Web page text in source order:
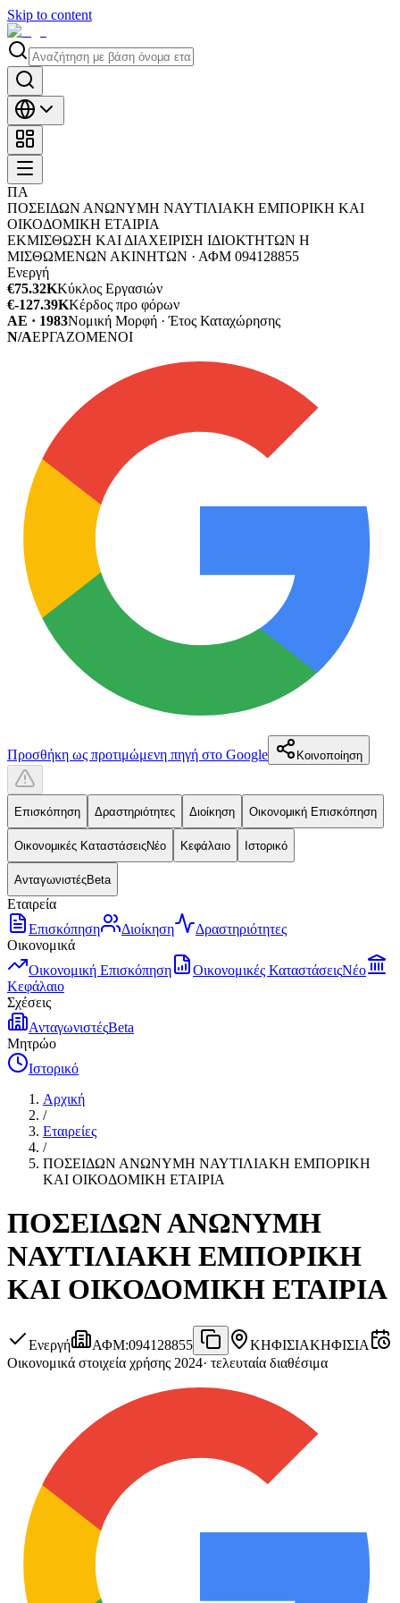
Skip to content
ΠΑ
ΠΟΣΕΙΔΩΝ ΑΝΩΝΥΜΗ ΝΑΥΤΙΛΙΑΚΗ ΕΜΠΟΡΙΚΗ ΚΑΙ
ΟΙΚΟΔΟΜΙΚΗ ΕΤΑΙΡΙΑ
ΕΚΜΙΣΘΩΣΗ ΚΑΙ ΔΙΑΧΕΙΡΙΣΗ ΙΔΙΟΚΤΗΤΩΝ Η
ΜΙΣΘΩΜΕΝΩΝ ΑΚΙΝΗΤΩΝ · ΑΦΜ 094128855
Ενεργή
€75.32KΚύκλος Εργασιών
€-127.39KΚέρδος προ φόρων
ΑΕ · 1983Νομική Μορφή · Έτος Καταχώρησης
N/AΕΡΓΑΖΟΜΕΝΟΙ
Προσθήκη ως προτιμώμενη πηγή στο Google Κοινοποίηση
Επισκόπηση Δραστηριότητες Διοίκηση Οικονομική Επισκόπηση
Οικονομικές ΚαταστάσειςΝέο Κεφάλαιο Ιστορικό
ΑνταγωνιστέςBeta
Εταιρεία
Επισκόπηση
Διοίκηση
Δραστηριότητες
Οικονομικά
Οικονομική Επισκόπηση
Οικονομικές ΚαταστάσειςΝέο
Κεφάλαιο
Σχέσεις
ΑνταγωνιστέςBeta
Μητρώο
Ιστορικό
Αρχική
/
Εταιρείες
/
ΠΟΣΕΙΔΩΝ ΑΝΩΝΥΜΗ ΝΑΥΤΙΛΙΑΚΗ ΕΜΠΟΡΙΚΗ
ΚΑΙ ΟΙΚΟΔΟΜΙΚΗ ΕΤΑΙΡΙΑ
ΠΟΣΕΙΔΩΝ ΑΝΩΝΥΜΗ
ΝΑΥΤΙΛΙΑΚΗ ΕΜΠΟΡΙΚΗ
ΚΑΙ ΟΙΚΟΔΟΜΙΚΗ ΕΤΑΙΡΙΑ
Ενεργή ΑΦΜ:094128855 ΚΗΦΙΣΙΑΚΗΦΙΣΙΑ
Οικονομικά στοιχεία χρήσης 2024· τελευταία διαθέσιμα